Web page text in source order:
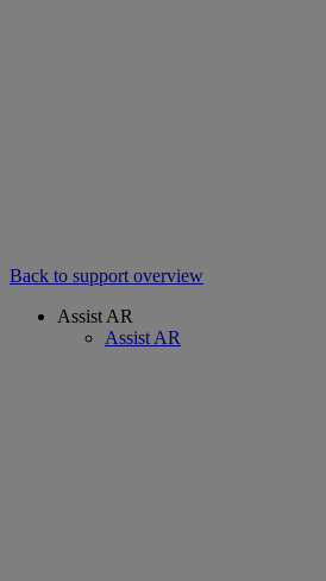
Back to support overview
Assist AR
Assist AR